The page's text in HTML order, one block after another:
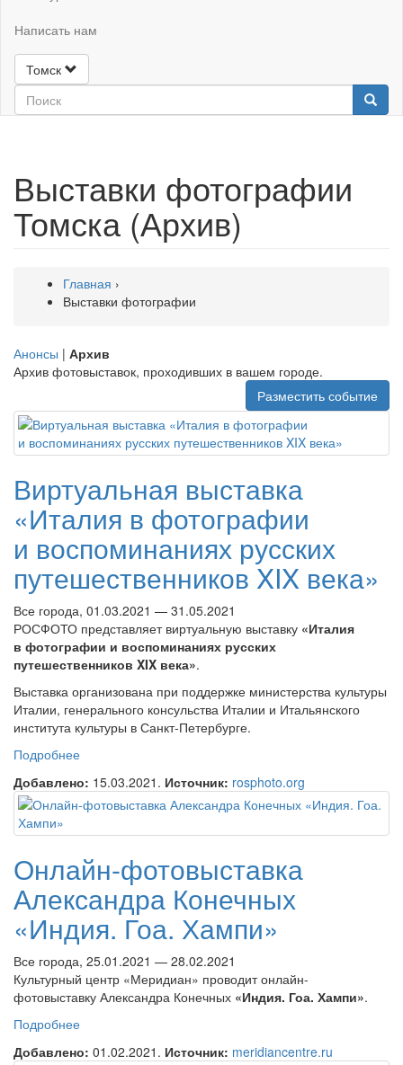
Написать нам
Томск
Выставки фотографии
Томска (Архив)
Главная ›
Выставки фотографии
Анонсы | Архив
Архив фотовыставок, проходивших в вашем городе.
Разместить событие
Виртуальная выставка
«Италия в фотографии
и воспоминаниях русских
путешественников XIX века»
Все города, 01.03.2021 — 31.05.2021
РОСФОТО представляет виртуальную выставку «Италия
в фотографии и воспоминаниях русских
путешественников XIX века».
Выставка организована при поддержке министерства культуры
Италии, генерального консульства Италии и Итальянского
института культуры в Санкт-Петербурге.
Подробнее
XIX века»
Добавлено: 15.03.2021. Источник: rosphoto.org
Онлайн-фотовыставка
Александра Конечных
«Индия. Гоа. Хампи»
Все города, 25.01.2021 — 28.02.2021
Культурный центр «Меридиан» проводит онлайн-
фотовыставку Александра Конечных «Индия. Гоа. Хампи».
Подробнее
Добавлено: 01.02.2021. Источник: meridiancentre.ru